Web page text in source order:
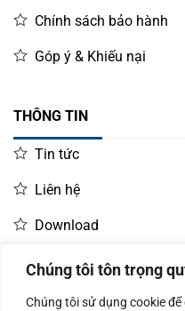
Chúng tôi tôn trọng
Chúng tôi sử dụng cookie
Chính sách bảo hành
Góp ý & Khiếu nại
THÔNG TIN
Tin tức
Liên hệ
Download
LIÊN HỆ MUA HÀNG